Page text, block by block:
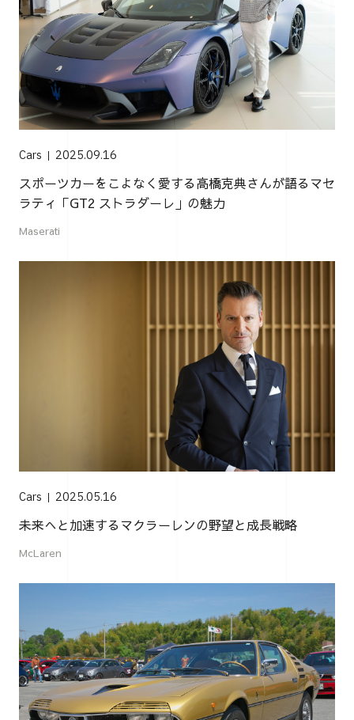
Cars 2025.09.16
スポーツカーをこよなく愛する高橋克典さんが語るマセ
ラティ「GT2 ストラダーレ」の魅力
Maserati
Cars 2025.05.16
未来へと加速するマクラーレンの野望と成長戦略
McLaren